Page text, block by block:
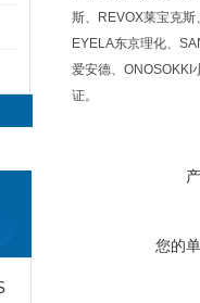
斯、REVOX莱宝克斯
EYELA东京理化、
爱安德、ONOSOKKI
证。
您的